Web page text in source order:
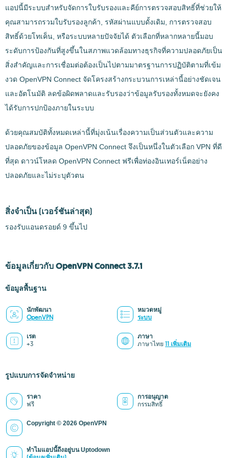
แอปนี้มีระบบสำหรับจัดการใบรับรองและคีย์การตรวจสอบสิทธิ์ที่ช่วยให้
คุณสามารถรวมใบรับรองลูกค้า, รหัสผ่านแบบดั้งเดิม, การตรวจสอบ
สิทธิ์ด้วยโทเค็น, หรือระบบหลายปัจจัยได้ ตัวเลือกที่หลากหลายนี้มอบ
ระดับการป้องกันที่สูงขึ้นในสภาพแวดล้อมทางธุรกิจที่ความปลอดภัยเป็น
สิ่งสำคัญและการเชื่อมต่อต้องเป็นไปตามมาตรฐานการปฏิบัติตามที่เข้ม
งวด OpenVPN Connect จัดโครงสร้างกระบวนการเหล่านี้อย่างชัดเจน
และอัตโนมัติ ลดข้อผิดพลาดและรับรองว่าข้อมูลรับรองทั้งหมดจะยังคง
ได้รับการปกป้องภายในระบบ
ด้วยคุณสมบัติทั้งหมดเหล่านี้ที่มุ่งเน้นเรื่องความเป็นส่วนตัวและความ
ปลอดภัยของข้อมูล OpenVPN Connect จึงเป็นหนึ่งในตัวเลือก VPN ที่ดี
ที่สุด ดาวน์โหลด OpenVPN Connect ฟรีเพื่อท่องอินเทอร์เน็ตอย่าง
ปลอดภัยและไม่ระบุตัวตน
สิ่งจำเป็น (เวอร์ชันล่าสุด)
รองรับแอนดรอยด์ 9 ขึ้นไป
ข้อมูลเกี่ยวกับ OpenVPN Connect 3.7.1
ข้อมูลพื้นฐาน
นักพัฒนา
OpenVPN
หมวดหมู่
ระบบ
เรต
+3
ภาษา
ภาษาไทย 11 เพิ่มเติม
รูปแบบการจัดจำหน่าย
ราคา
ฟรี
การอนุญาต
กรรมสิทธิ์
Copyright © 2026 OpenVPN
ทำไมแอปนี้ถึงอยู่บน Uptodown